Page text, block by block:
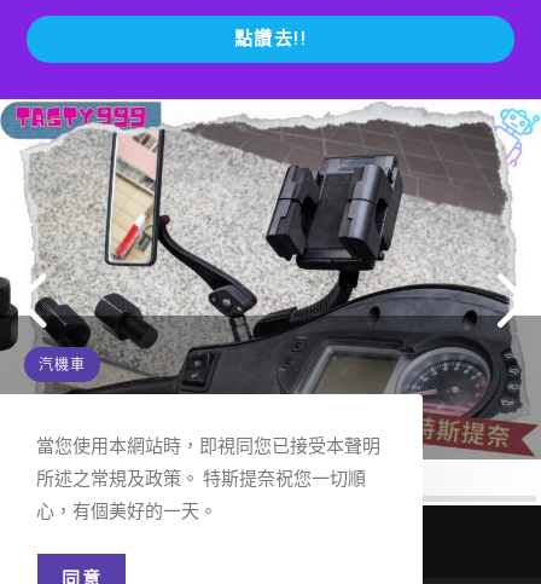
點讚去!!
汽機車
想安裝機車手機架，卻發現後照鏡鎖螺絲的
地...
當您使用本網站時，即視同您已接受本聲明
所述之常規及政策。 特斯提奈祝您一切順
心，有個美好的一天。
同意